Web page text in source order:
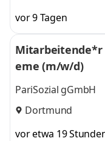
vor 9 Tagen
Mitarbeitende*r
eme (m/w/d)
PariSozial gGmbH
Dortmund
vor etwa 19